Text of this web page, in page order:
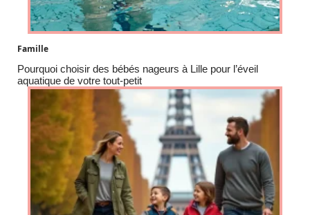
Famille
Pourquoi choisir des bébés nageurs à Lille pour l’éveil
aquatique de votre tout-petit